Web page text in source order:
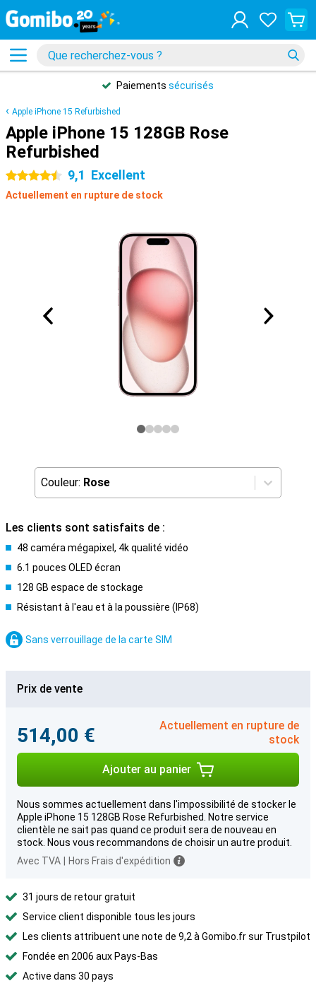
Paiements sécurisés
Apple iPhone 15 Refurbished
Apple iPhone 15 128GB Rose
Refurbished
4.5 étoiles 9,1 Excellent
Actuellement en rupture de stock
Couleur: Rose
Les clients sont satisfaits de :
48 caméra mégapixel, 4k qualité vidéo
6.1 pouces OLED écran
128 GB espace de stockage
Résistant à l'eau et à la poussière (IP68)
Sans verrouillage de la carte SIM
Prix de vente
514,00 €
Actuellement en rupture de
stock
Ajouter au panier
Nous sommes actuellement dans l'impossibilité de stocker le
Apple iPhone 15 128GB Rose Refurbished. Notre service
clientèle ne sait pas quand ce produit sera de nouveau en
stock. Nous vous recommandons de choisir un autre produit.
Avec TVA
Hors Frais d'expédition
31 jours de retour gratuit
Service client disponible tous les jours
Les clients attribuent une note de 9,2 à Gomibo.fr sur Trustpilot
Fondée en 2006 aux Pays-Bas
Active dans 30 pays